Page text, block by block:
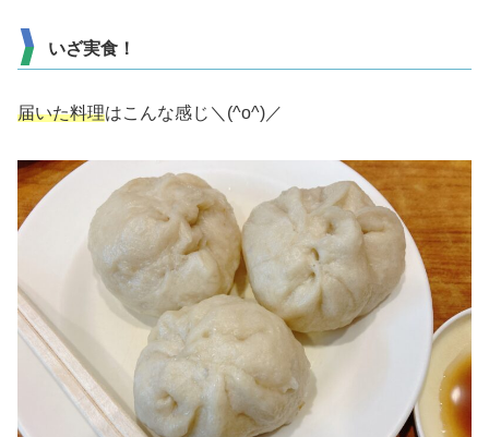
いざ実食！
届いた料理はこんな感じ＼(^o^)／